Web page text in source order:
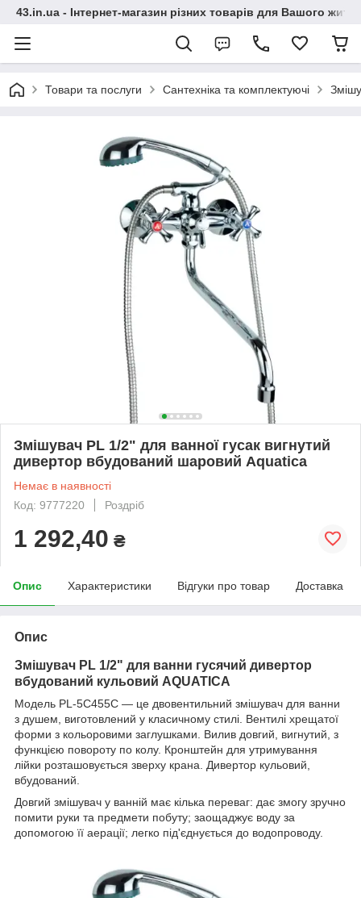
43.in.ua - Інтернет-магазин різних товарів для Вашого
Товари та послуги Сантехніка та комплектуючі
Змішувач PL 1/2" для ванної гусак вигнутий
дивертор вбудований шаровий Aquatica
Немає в наявності
Код: 9777220
Роздріб
1 292,40 ₴
Опис Характеристики Відгуки про товар Доставка
Опис
Змішувач PL 1/2" для ванни гусячий дивертор
вбудований кульовий AQUATICA
Модель PL-5C455C — це двовентильний змішувач для ванни
з душем, виготовлений у класичному стилі. Вентилі хрещатої
форми з кольоровими заглушками. Вилив довгий, вигнутий, з
функцією повороту по колу. Кронштейн для утримування
лійки розташовується зверху крана. Дивертор кульовий,
вбудований.
Довгий змішувач у ванній має кілька переваг: дає змогу зручно
помити руки та предмети побуту; заощаджує воду за
допомогою її аерації; легко під'єднується до водопроводу.